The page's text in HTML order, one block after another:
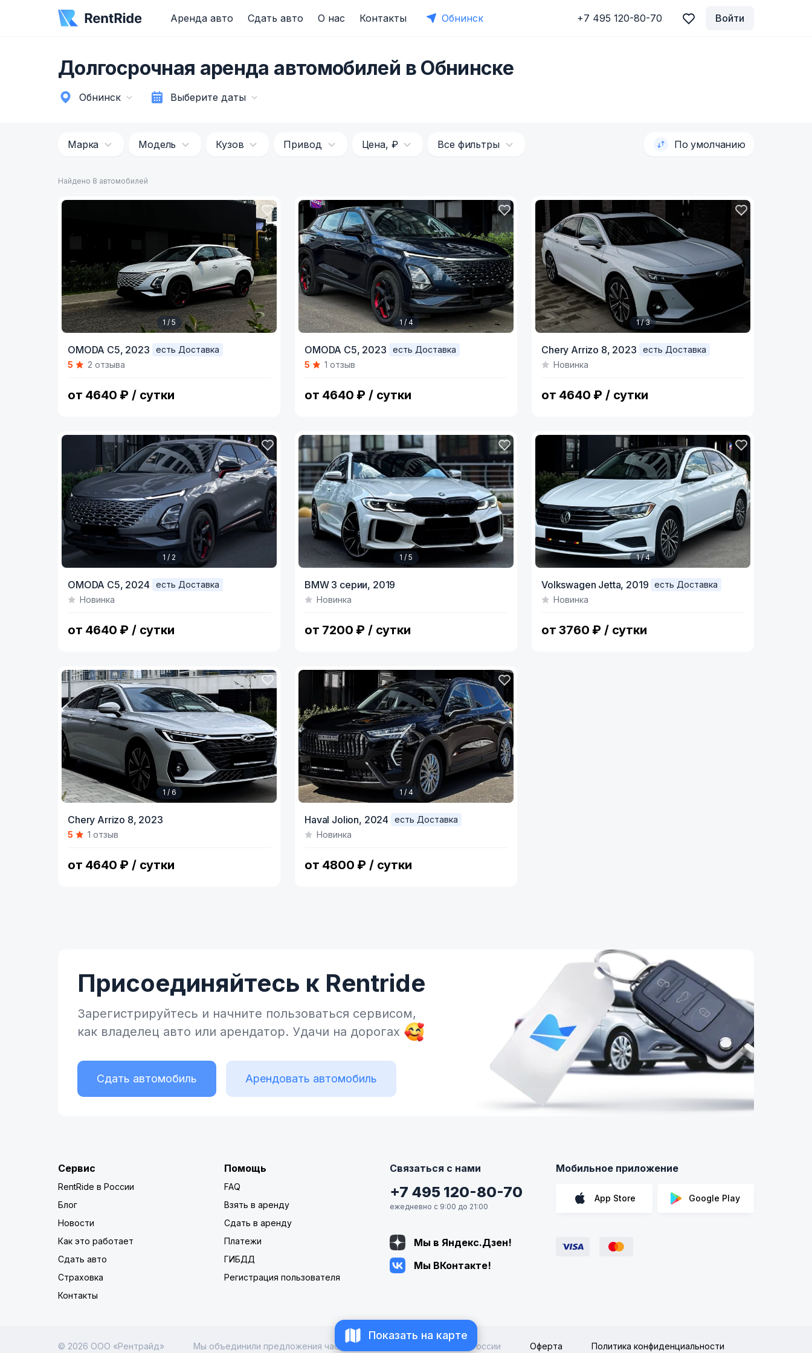
Аренда авто Сдать авто О нас Контакты Обнинск +7 495 120-80-70 Войти
Долгосрочная аренда автомобилей в Обнинске
Обнинск Выберите даты
Марка Модель Кузов Привод Цена, ₽ Все фильтры По умолчанию
Найдено 8 автомобилей
of
1 / 5
OMODA C5, 2023
есть Доставка
5
2 отзыва
от 4640 ₽ / сутки
of
1 / 4
OMODA C5, 2023
есть Доставка
5
1 отзыв
от 4640 ₽ / сутки
of
1 / 3
Chery Arrizo 8, 2023
есть Доставка
Новинка
от 4640 ₽ / сутки
of
1 / 2
OMODA C5, 2024
есть Доставка
Новинка
от 4640 ₽ / сутки
of
1 / 5
BMW 3 серии, 2019
Новинка
от 7200 ₽ / сутки
of
1 / 4
Volkswagen Jetta, 2019
есть Доставка
Новинка
от 3760 ₽ / сутки
of
1 / 6
Chery Arrizo 8, 2023
5 1 отзыв
от 4640 ₽ / сутки
of
1 / 4
Haval Jolion, 2024
есть Доставка
Новинка
от 4800 ₽ / сутки
Показать на карте
Присоединяйтесь к Rentride
Зарегистрируйтесь и начните пользоваться сервисом,
как владелец авто или арендатор. Удачи на дорогах
Сдать автомобиль Арендовать автомобиль
Сервис
RentRide в России
Блог
Новости
Как это работает
Сдать авто
Страховка
Контакты
Помощь
FAQ
Взять в аренду
Сдать в аренду
Платежи
ГИБДД
Регистрация пользователя
Связаться с нами
+7 495 120-80-70
ежедневно с 9:00 до 21:00
Мы в Яндекс.Дзен!
Мы ВКонтакте!
Мобильное приложение
App Store Google Play
Оферта Политика конфиденциальности
© 2026 ООО «Рентрайд» Мы объединили предложения частных автовладельцев по всей России